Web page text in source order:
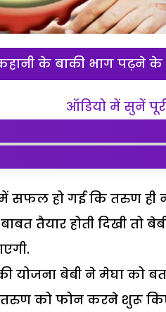
के बाकी भाग पढ़ने
ऑडियो में सुनें
में सफल हो गई कि तरुण ही
तैयार होती दिखी तो
योजना बेबी ने मेघा को
को फोन करने शुरू